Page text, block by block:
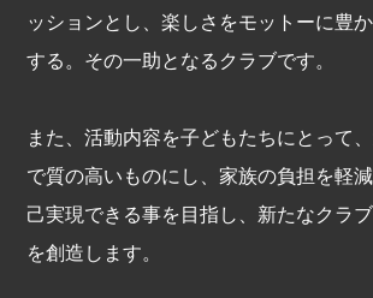
ッションとし、楽しさをモットーに豊
する。その一助となるクラブです。
また、活動内容を子どもたちにとって
で質の高いものにし、家族の負担を軽
己実現できる事を目指し、新たなクラ
を創造します。